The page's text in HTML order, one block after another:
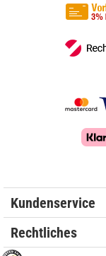
Kundenservice
Rechtliches